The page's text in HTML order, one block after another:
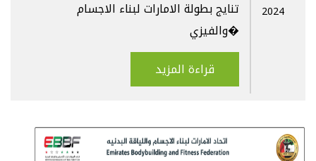
تنايج بطولة الامارات لبناء الاجسام
والفيزي�
قراءة المزيد
2024